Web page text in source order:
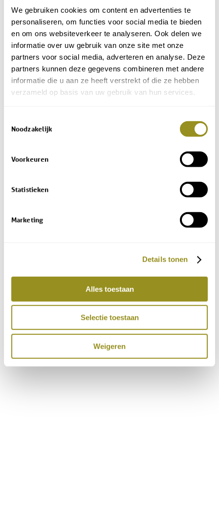
We gebruiken cookies om content en advertenties te
personaliseren, om functies voor social media te bieden
en om ons websiteverkeer te analyseren. Ook delen we
informatie over uw gebruik van onze site met onze
partners voor social media, adverteren en analyse. Deze
partners kunnen deze gegevens combineren met andere
informatie die u aan ze heeft verstrekt of die ze hebben
verzameld op basis van uw gebruik van hun services.
Noodzakelijk
Voorkeuren
Statistieken
Marketing
Details tonen
Alles toestaan
Selectie toestaan
Weigeren